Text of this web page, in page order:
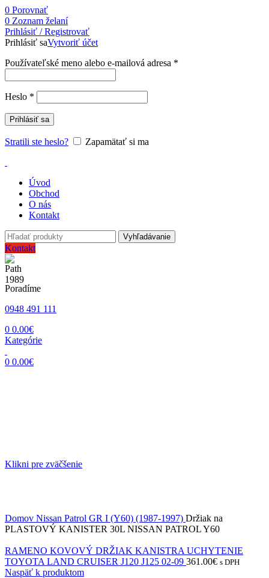
0 Porovnať
0 Zoznam želaní
Prihlásiť / Registrovať
Prihlásiť saVytvoriť účet
Používateľské meno alebo e-mailová adresa *
Heslo *
Prihlásiť sa
Stratili ste heslo? Zapamätať si ma
Úvod
Obchod
O nás
Kontakt
Vyhľadávanie
Kontakt
Poradíme
0948 491 111
0 0.00€
Kategórie
0 0.00€
Klikni pre zväčšenie
Domov Nissan Patrol GR I (Y60) (1987-1997) Držiak na
PLASTOVÝ KANISTER 30L NISSAN PATROL Y60
RAMENO KOVOVÝ DRŽIAK KANISTRA UCHYTENIE
TOYOTA LAND CRUISER J120 J125 02-09 361.00€ s DPH
Naspäť k produktom